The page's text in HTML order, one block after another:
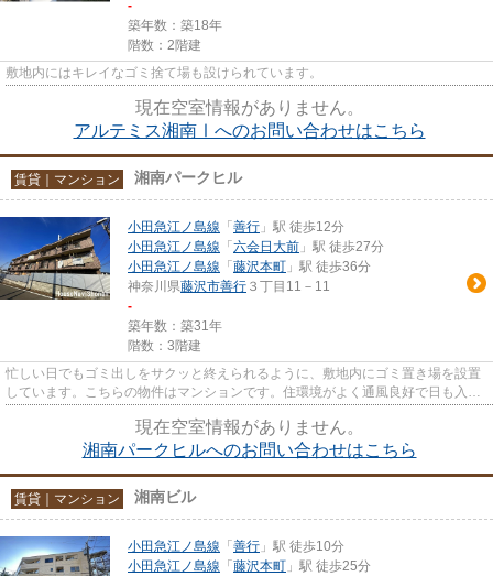
-
築年数：築18年
階数：2階建
敷地内にはキレイなゴミ捨て場も設けられています。
現在空室情報がありません。
アルテミス湘南Ⅰへのお問い合わせはこちら
賃貸｜マンション 湘南パークヒル
小田急江ノ島線 「 善行 」駅 徒歩12分
小田急江ノ島線 「 六会日大前 」駅 徒歩27分
小田急江ノ島線 「 藤沢本町 」駅 徒歩36分
神奈川県藤沢市善行 ３丁目11－11
-
築年数：築31年
階数：3階建
忙しい日でもゴミ出しをサクッと終えられるように、敷地内にゴミ置き場を設置
しています。こちらの物件はマンションです。住環境がよく通風良好で日も入る
現在空室情報がありません。
湘南パークヒルへのお問い合わせはこちら
賃貸｜マンション 湘南ビル
小田急江ノ島線 「 善行 」駅 徒歩10分
小田急江ノ島線 「 藤沢本町 」駅 徒歩25分